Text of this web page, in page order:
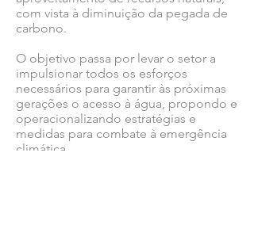
com vista à diminuição da pegada de
carbono.
O objetivo passa por levar o setor a
impulsionar todos os esforços
necessários para garantir às próximas
gerações o acesso à água, propondo e
operacionalizando estratégias e
medidas para combate à emergência
climática.